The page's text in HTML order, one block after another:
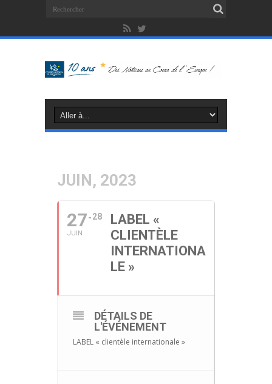
JUIN, 2023
27
JUIN
28
LABEL «
CLIENTÈLE
INTERNATIONA
LE »
DÉTAILS DE
L'ÉVÉNEMENT
LABEL « clientèle internationale »